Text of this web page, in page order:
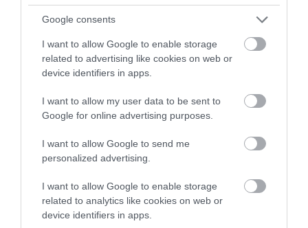
Google consents
I want to allow Google to enable storage
related to advertising like cookies on web or
device identifiers in apps.
I want to allow my user data to be sent to
Google for online advertising purposes.
I want to allow Google to send me
personalized advertising.
I want to allow Google to enable storage
related to analytics like cookies on web or
device identifiers in apps.
AZ EGYHANGÚSÁGOT: A
VÁLTOZATOS NÖVÉNYZET
ASZÁLY IDEJÉN IS OKOSABB
2026-07-31
NEVEZTEK MEG, ÉS A FÖLD
MEGINT FINOMAN JELEZTE:
2026-07-30